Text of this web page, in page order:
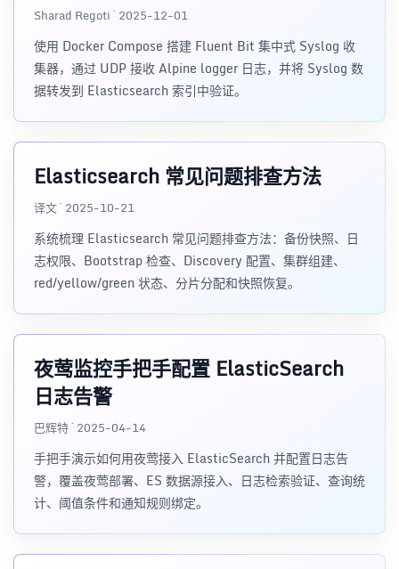
Sharad Regoti · 2025-12-01
使用 Docker Compose 搭建 Fluent Bit 集中式 Syslog 收
集器，通过 UDP 接收 Alpine logger 日志，并将 Syslog 数
据转发到 Elasticsearch 索引中验证。
Elasticsearch 常见问题排查方法
译文 · 2025-10-21
系统梳理 Elasticsearch 常见问题排查方法：备份快照、日
志权限、Bootstrap 检查、Discovery 配置、集群组建、
red/yellow/green 状态、分片分配和快照恢复。
夜莺监控手把手配置 ElasticSearch
日志告警
巴辉特 · 2025-04-14
手把手演示如何用夜莺接入 ElasticSearch 并配置日志告
警，覆盖夜莺部署、ES 数据源接入、日志检索验证、查询统
计、阈值条件和通知规则绑定。